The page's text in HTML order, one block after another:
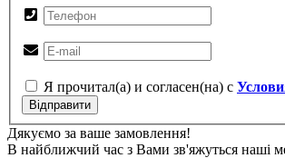
Я прочитал(а) и согласен(на) с
Відправити
Дякуємо за ваше замовлення!
В найближчий час з Вами зв'яжуться наші